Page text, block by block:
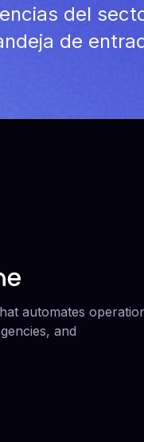
del
de
automates
and